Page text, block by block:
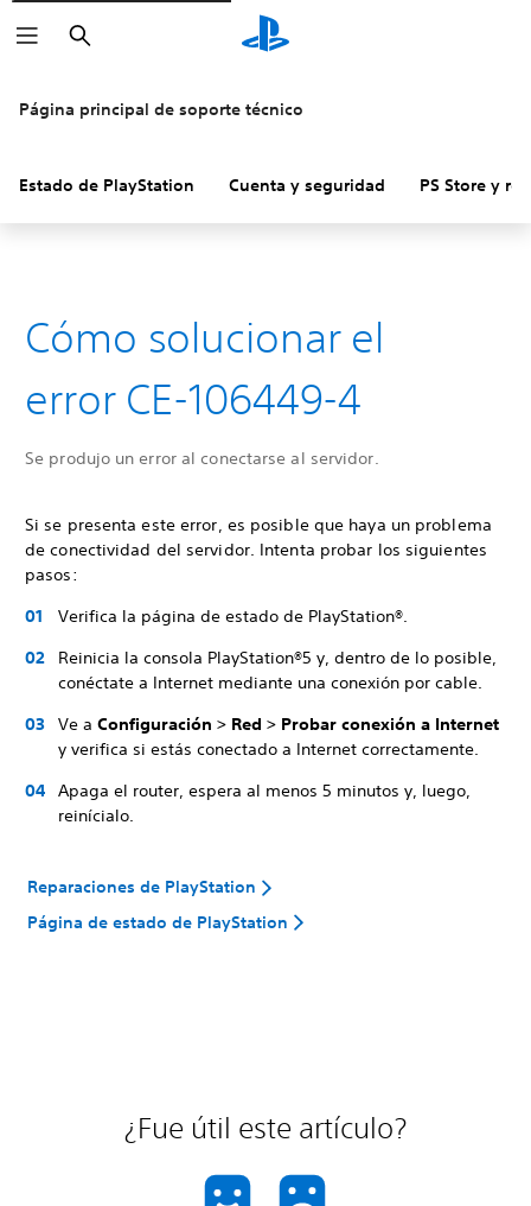
Buscar
Página principal de soporte técnico
Estado de PlayStation Cuenta y seguridad PS Store y
Cómo solucionar el
error CE-106449-4
Se produjo un error al conectarse al servidor.
Si se presenta este error, es posible que haya un problema
de conectividad del servidor. Intenta probar los siguientes
pasos:
Verifica la página de estado de PlayStation®.
Reinicia la consola PlayStation®5 y, dentro de lo posible,
conéctate a Internet mediante una conexión por cable.
Ve a Configuración > Red > Probar conexión a Internet
y verifica si estás conectado a Internet correctamente.
Apaga el router, espera al menos 5 minutos y, luego,
reinícialo.
Reparaciones de PlayStation
Página de estado de PlayStation
¿Fue útil este artículo?